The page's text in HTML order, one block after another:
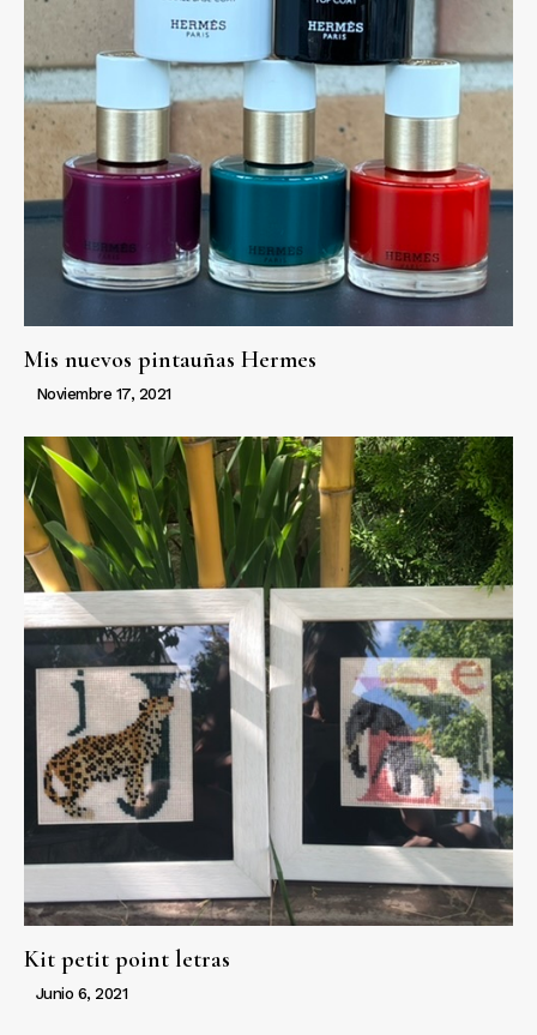
Mis nuevos pintauñas Hermes
Noviembre 17, 2021
Kit petit point letras
Junio 6, 2021